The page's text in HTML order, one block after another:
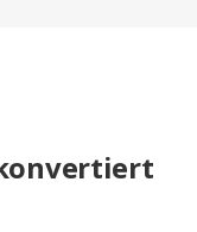
konvertiert